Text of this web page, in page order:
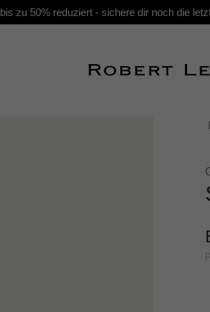
zu 50% reduziert - sichere dir noch die